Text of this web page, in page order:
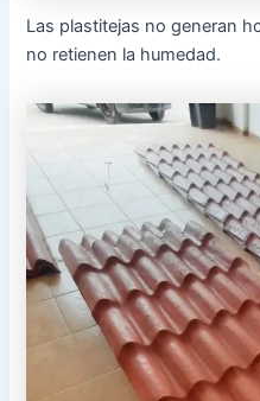
Las plastitejas no generan
no retienen la humedad.